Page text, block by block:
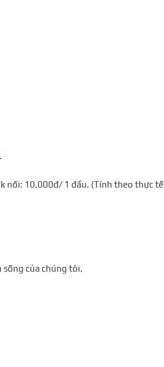
nối: 10.000đ/ 1 đầu. (Tính theo thực
sống của chúng tôi.